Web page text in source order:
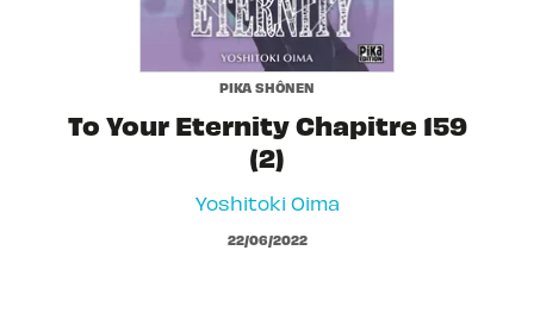
PIKA SHÔNEN
To Your Eternity Chapitre 159
(2)
Yoshitoki Oima
22/06/2022